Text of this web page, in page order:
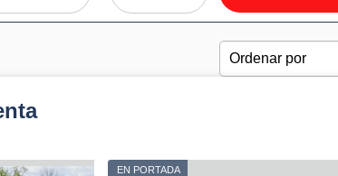
EN PORTADA